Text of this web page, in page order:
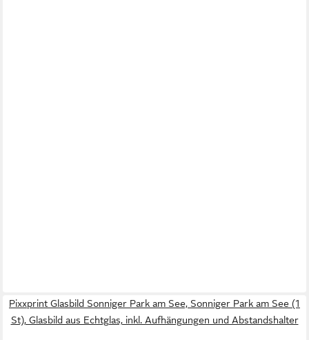
Pixxprint Glasbild Sonniger Park am See, Sonniger Park am See (1
St), Glasbild aus Echtglas, inkl. Aufhängungen und Abstandshalter